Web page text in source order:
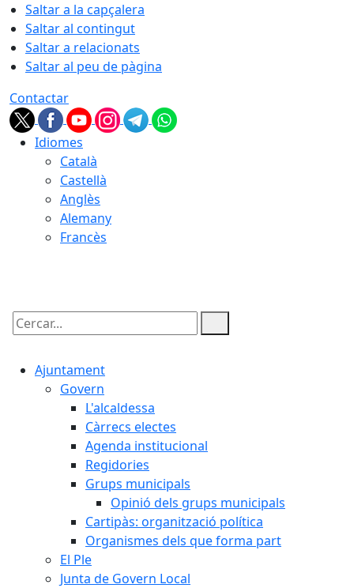
Saltar a la capçalera
Saltar al contingut
Saltar a relacionats
Saltar al peu de pàgina
Contactar
Idiomes
Català
Castellà
Anglès
Alemany
Francès
Cercar:
Ajuntament
Govern
L'alcaldessa
Càrrecs electes
Agenda institucional
Regidories
Grups municipals
Opinió dels grups municipals
Cartipàs: organització política
Organismes dels que forma part
El Ple
Junta de Govern Local